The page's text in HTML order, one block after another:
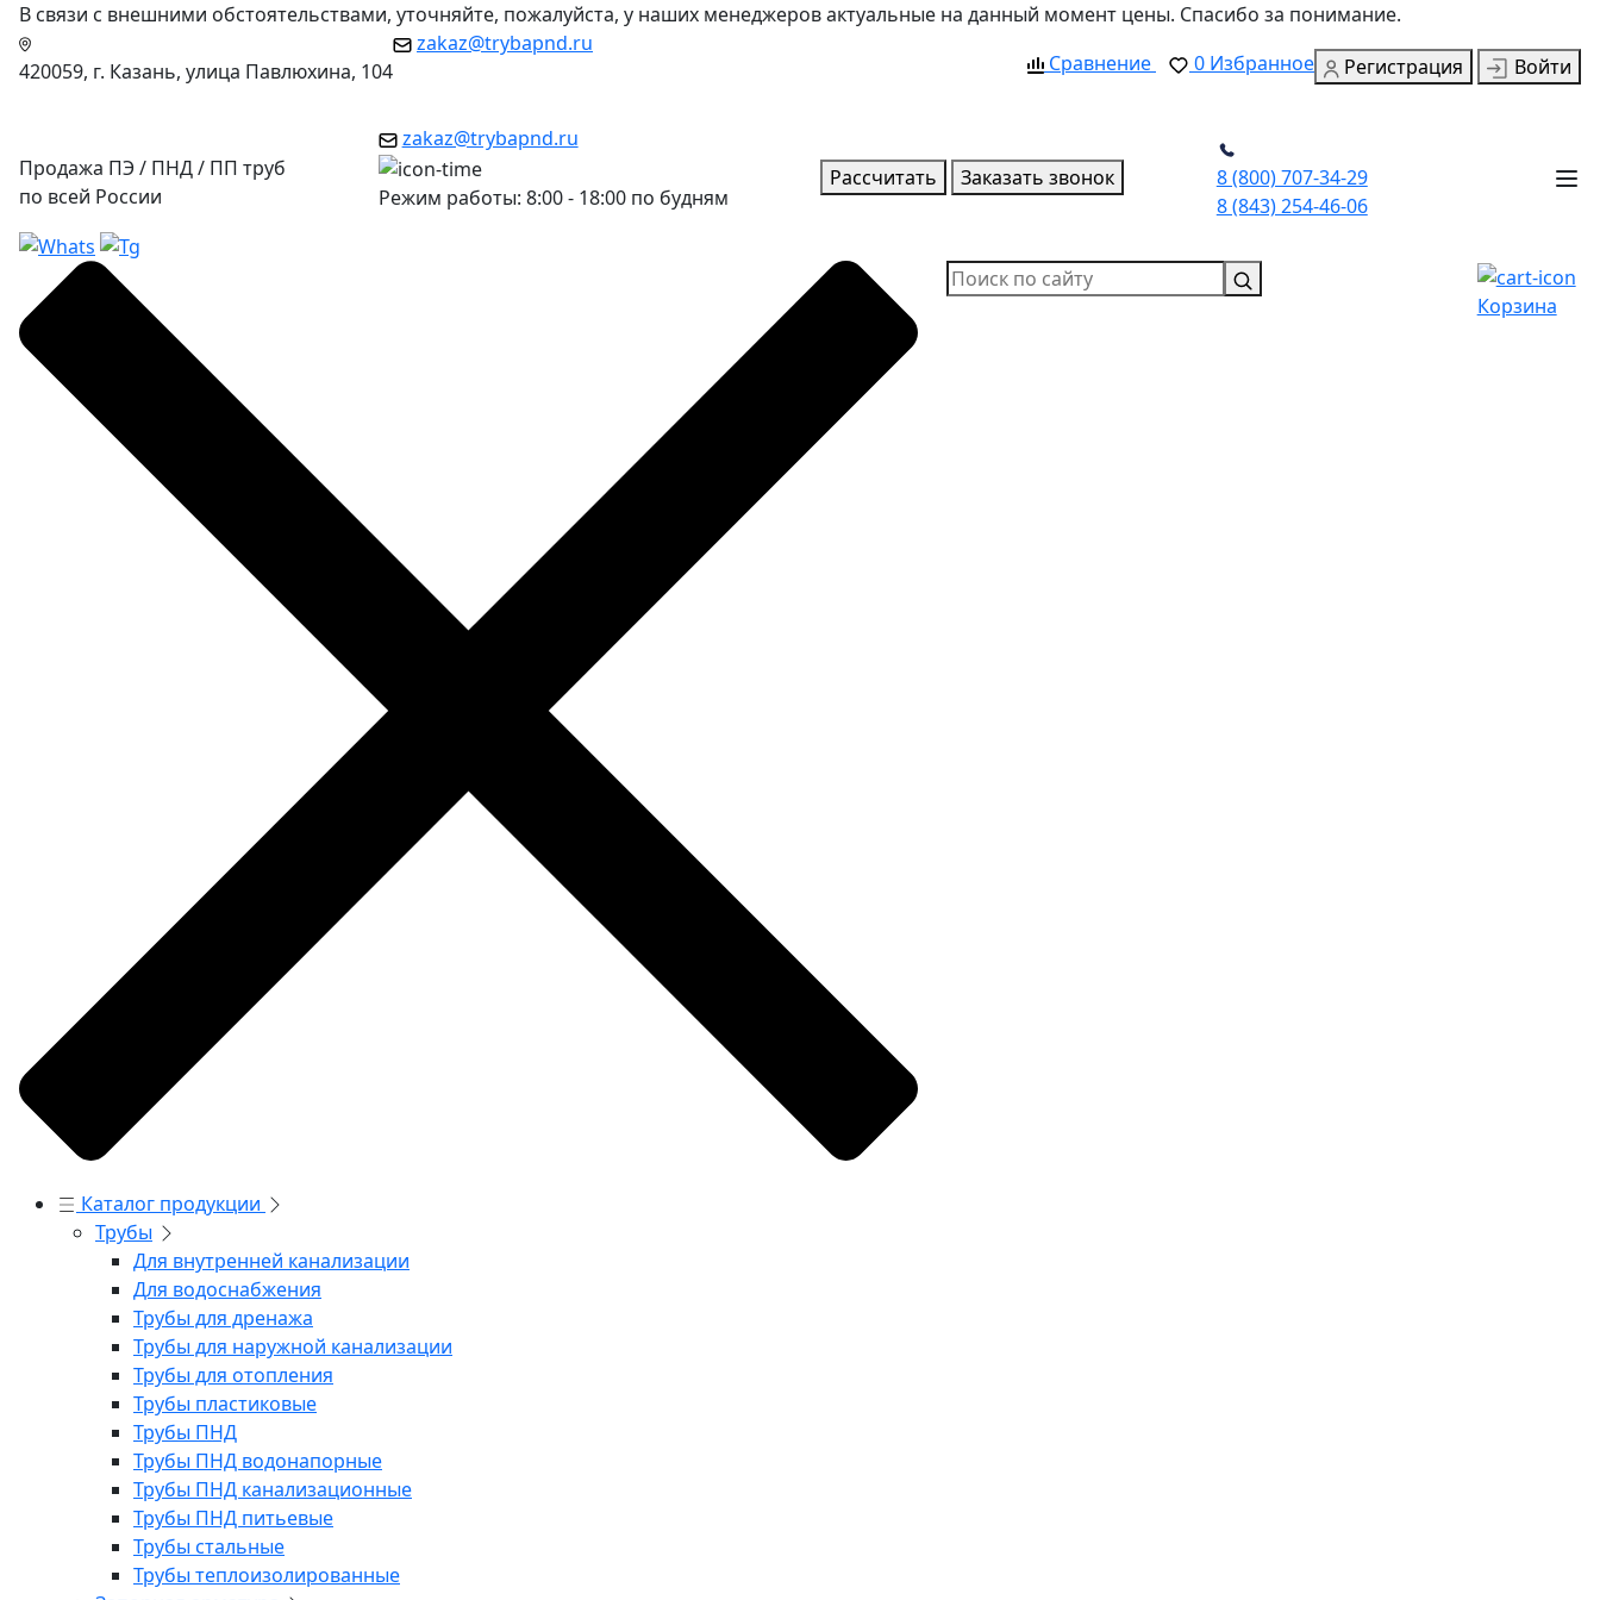
В связи с внешними обстоятельствами, уточняйте, пожалуйста, у наших менеджеров актуальные на данный момент цены. Спасибо за понимание.
420059, г. Казань, улица Павлюхина, 104
zakaz@trybapnd.ru
Сравнение 0 Избранное Регистрация Войти
Продажа ПЭ / ПНД / ПП труб
по всей России
zakaz@trybapnd.ru
Режим работы: 8:00 - 18:00 по будням
Рассчитать Заказать звонок
8 (800) 707-34-29
8 (843) 254-46-06
Каталог продукции
Трубы
Для внутренней канализации
Для водоснабжения
Трубы для дренажа
Трубы для наружной канализации
Трубы для отопления
Трубы пластиковые
Трубы ПНД
Трубы ПНД водонапорные
Трубы ПНД канализационные
Трубы ПНД питьевые
Трубы стальные
Трубы теплоизолированные
Корзина